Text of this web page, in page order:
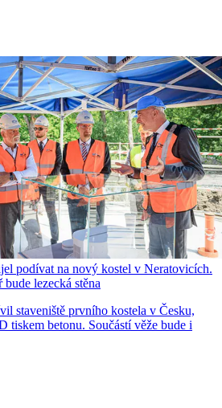
podívat na nový kostel v Neratovicích.
lezecká stěna
staveniště prvního kostela v Česku,
tiskem betonu. Součástí věže bude i